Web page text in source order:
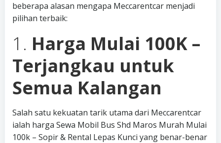
beberapa alasan mengapa Meccarentcar menjadi
pilihan terbaik:
1. Harga Mulai 100K –
Terjangkau untuk
Semua Kalangan
Salah satu kekuatan tarik utama dari Meccarentcar
ialah harga Sewa Mobil Bus Shd Maros Murah Mulai
100k – Sopir & Rental Lepas Kunci yang benar-benar